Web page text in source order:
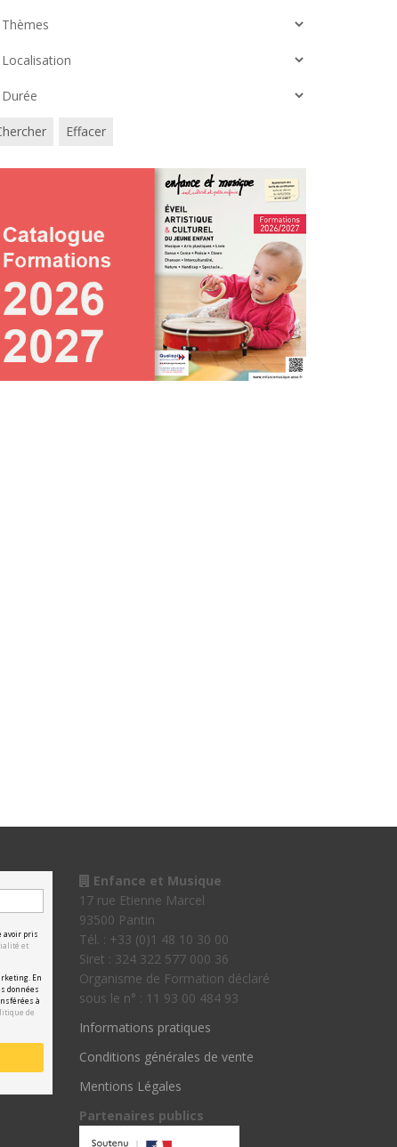
Effacer
avoir pris
et
En
données
à
de
Enfance et Musique
17 rue Etienne Marcel
93500 Pantin
Tél. : +33 (0)1 48 10 30 00
Siret : 324 322 577 000 36
Organisme de Formation déclaré
sous le n° : 11 93 00 484 93
Informations pratiques
Conditions générales de vente
Mentions Légales
Partenaires publics